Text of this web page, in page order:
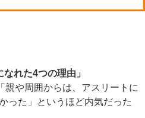
なれた4つの理由」
「親や周囲からは、アスリートに
った」というほど内気だった